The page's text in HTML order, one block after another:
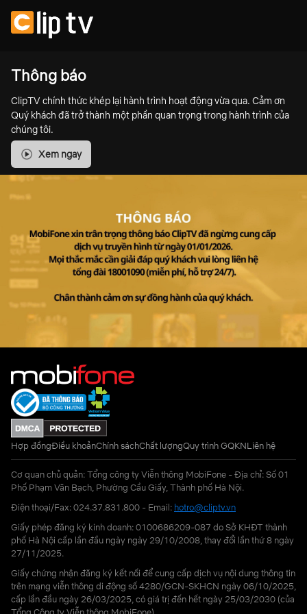
Thông báo
ClipTV chính thức khép lại hành trình hoạt động vừa qua. Cảm ơn
Quý khách đã trở thành một phần quan trọng trong hành trình của
chúng tôi.
Xem ngay
Hợp đồngĐiều khoảnChính sáchChất lượngQuy trình GQKNLiên hệ
Cơ quan chủ quản: Tổng công ty Viễn thông MobiFone - Địa chỉ: Số 01
Phố Phạm Văn Bạch, Phường Cầu Giấy, Thành phố Hà Nội.
Điện thoại/Fax: 024.37.831.800 - Email: hotro@cliptv.vn
Giấy phép đăng ký kinh doanh: 0100686209-087 do Sở KHĐT thành
phố Hà Nội cấp lần đầu ngày ngày 29/10/2008, thay đổi lần thứ 8 ngày
27/11/2025.
Giấy chứng nhận đăng ký kết nối để cung cấp dịch vụ nội dung thông tin
trên mạng viễn thông di động số 4280/GCN-SKHCN ngày 06/10/2025,
cấp lần đầu ngày 26/03/2025, có giá trị đến hết ngày 25/03/2030 (của